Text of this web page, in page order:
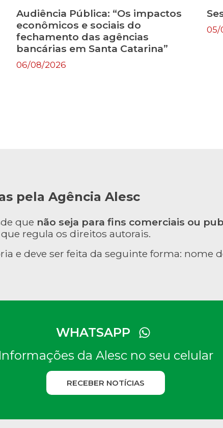
Audiência Pública: “Os impactos
econômicos e sociais do
fechamento das agências
bancárias em Santa Catarina”
06/08/2026
05/
pela Agência Alesc
que não seja para fins comerciais ou
regula os direitos autorais.
e deve ser feita da seguinte forma: nome
WHATSAPP
Informações da Alesc no seu celular
RECEBER NOTÍCIAS